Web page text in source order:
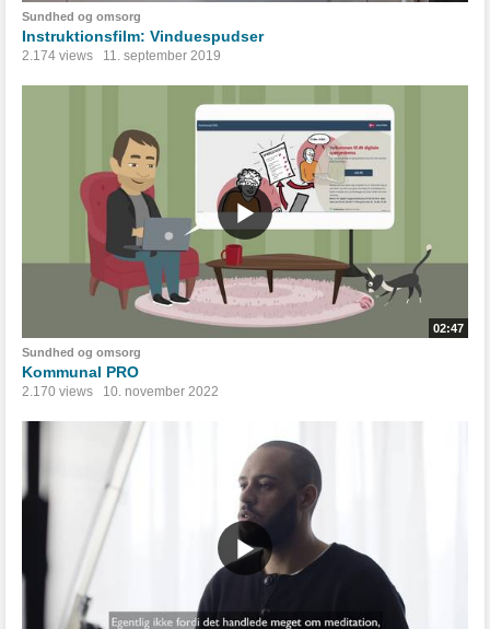
Sundhed og omsorg
Instruktionsfilm: Vinduespudser
2.174 views 11. september 2019
02:47
Sundhed og omsorg
Kommunal PRO
2.170 views 10. november 2022